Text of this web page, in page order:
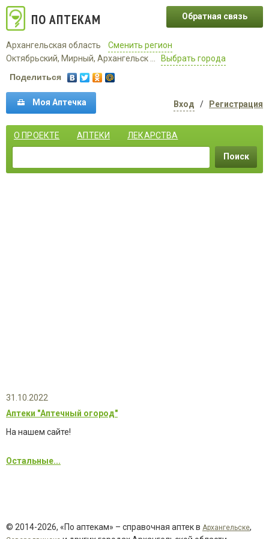
ПО АПТЕКАМ
Архангельская область
Сменить регион
Октябрьский, Мирный, Архангельск ...
Выбрать города
Обратная связь
Поделиться
Моя Аптечка Вход / Регистрация
О ПРОЕКТЕ АПТЕКИ ЛЕКАРСТВА
Поиск
31.10.2022
Аптеки "Аптечный огород"
На нашем сайте!
Остальные...
© 2014-2026, «По аптекам» – справочная аптек в Архангельске,